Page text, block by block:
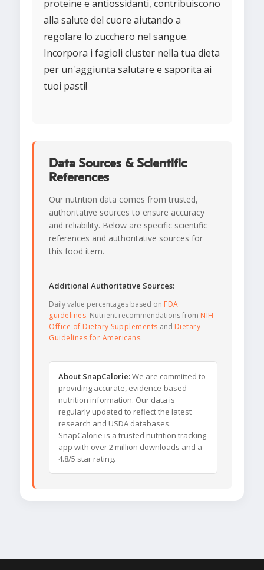
proteine e antiossidanti, contribuiscono
alla salute del cuore aiutando a
regolare lo zucchero nel sangue.
Incorpora i fagioli cluster nella tua dieta
per un'aggiunta salutare e saporita ai
tuoi pasti!
Data Sources & Scientific
References
Our nutrition data comes from trusted,
authoritative sources to ensure accuracy
and reliability. Below are specific scientific
references and authoritative sources for
this food item.
Additional Authoritative Sources:
Daily value percentages based on FDA
guidelines. Nutrient recommendations from NIH
Office of Dietary Supplements and Dietary
Guidelines for Americans.
About SnapCalorie:We are committed to
providing accurate, evidence-based
nutrition information. Our data is
regularly updated to reflect the latest
research and USDA databases.
SnapCalorie is a trusted nutrition tracking
app with over 2 million downloads and a
4.8/5 star rating.